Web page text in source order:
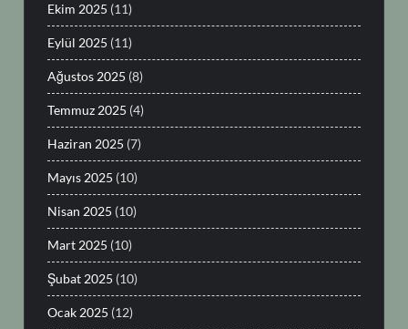
Ekim 2025 (11)
Eylül 2025 (11)
Ağustos 2025 (8)
Temmuz 2025 (4)
Haziran 2025 (7)
Mayıs 2025 (10)
Nisan 2025 (10)
Mart 2025 (10)
Şubat 2025 (10)
Ocak 2025 (12)